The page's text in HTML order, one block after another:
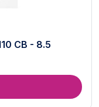
CB - 8.5